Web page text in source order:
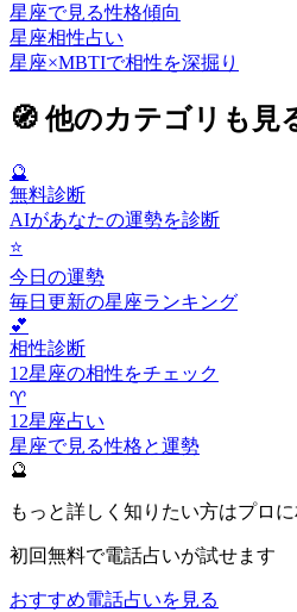
星座で見る性格傾向
星座相性占い
星座×MBTIで相性を深掘り
🧭他のカテゴリも見
🔮
無料診断
AIがあなたの運勢を診断
⭐
今日の運勢
毎日更新の星座ランキング
💕
相性診断
12星座の相性をチェック
♈
12星座占い
星座で見る性格と運勢
🔮
もっと詳しく知りたい方はプロ
初回無料で電話占いが試せます
おすすめ電話占いを見る